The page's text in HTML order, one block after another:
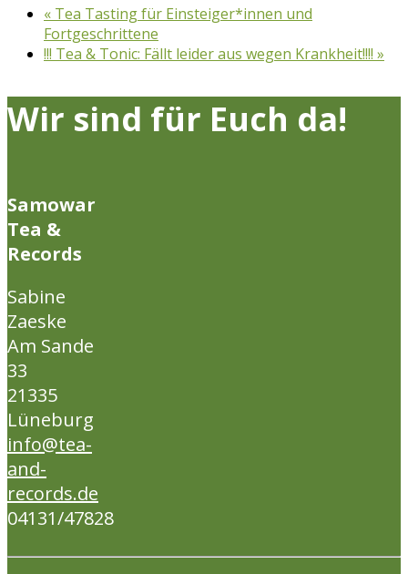
« Tea Tasting für Einsteiger*innen und
Fortgeschrittene
!!! Tea & Tonic: Fällt leider aus wegen Krankheit!!!! »
Wir sind für Euch da!
Samowar
Tea &
Records
Sabine
Zaeske
Am Sande
33
21335
Lüneburg
info@tea-
and-
records.de
04131/47828